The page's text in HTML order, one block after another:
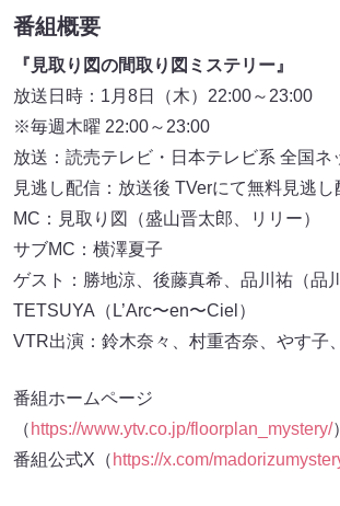
番組概要
『見取り図の間取り図ミステリー』
放送日時：1月8日（木）22:00～23:00
※毎週木曜 22:00～23:00
放送：読売テレビ・日本テレビ系 全国ネ
見逃し配信：放送後 TVerにて無料見逃し
MC：見取り図（盛山晋太郎、リリー）
サブMC：横澤夏子
ゲスト：勝地涼、後藤真希、品川祐（品
TETSUYA（L’Arc〜en〜Ciel）
VTR出演：鈴木奈々、村重杏奈、やす子
番組ホームページ
（ https://www.ytv.co.jp/floorplan_mystery/）
番組公式X（ https://x.com/